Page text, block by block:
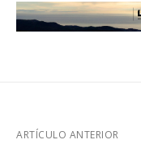
ARTÍCULO ANTERIOR